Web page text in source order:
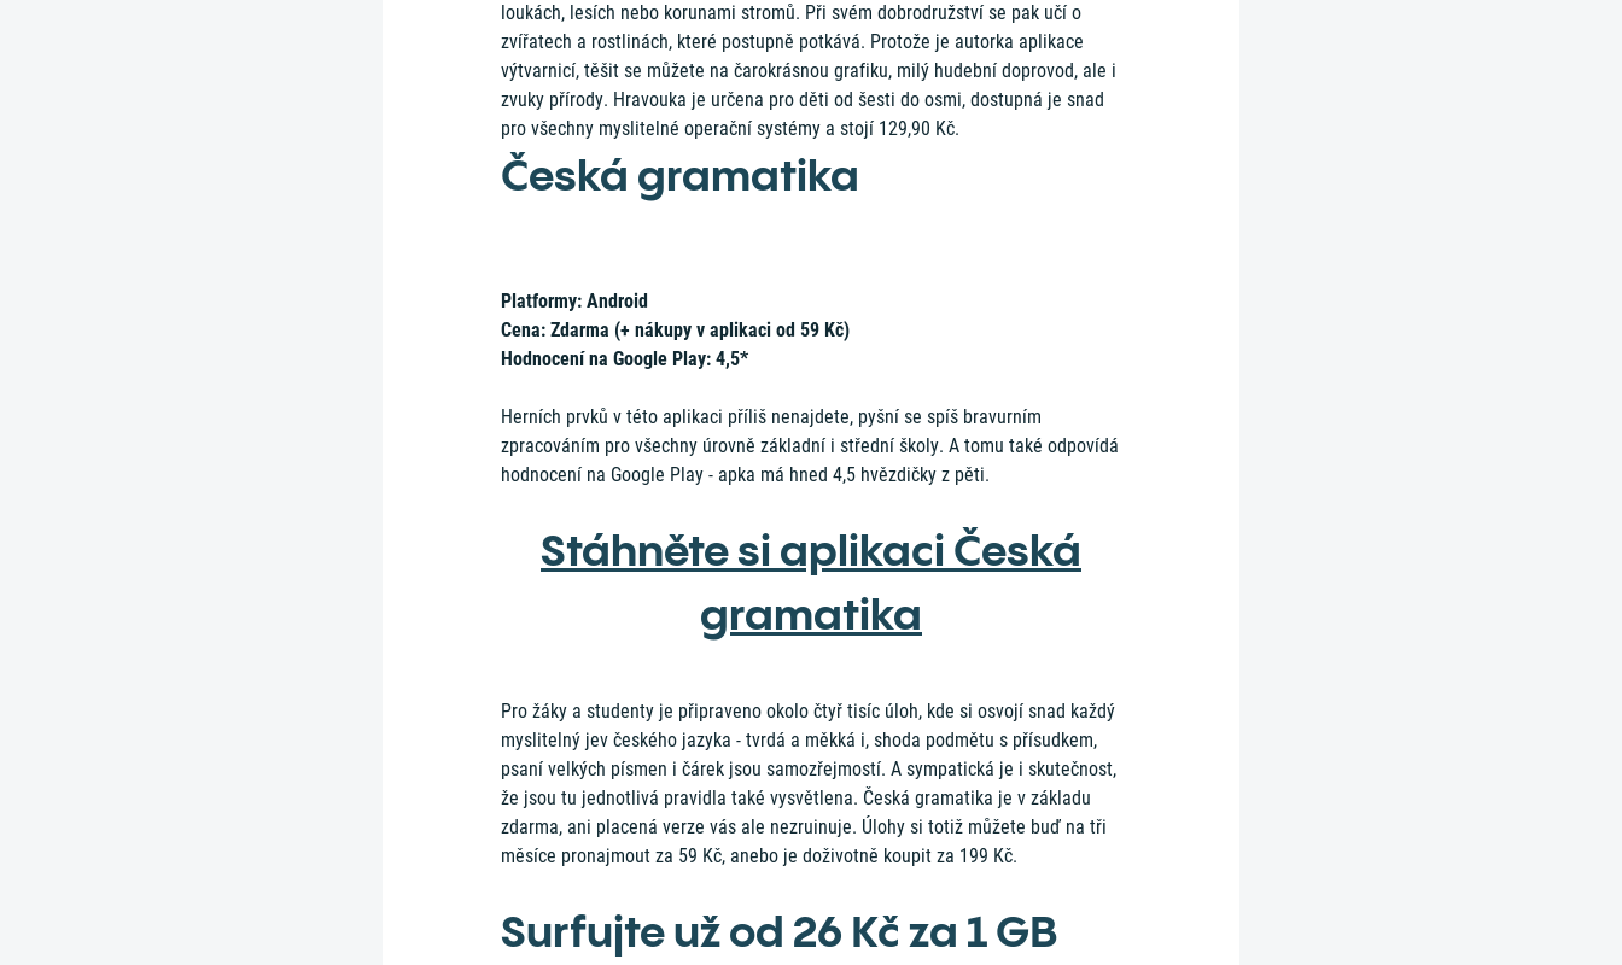
loukách, lesích nebo korunami stromů. Při svém dobrodružství se pak učí o
zvířatech a rostlinách, které postupně potkává. Protože je autorka aplikace
výtvarnicí, těšit se můžete na čarokrásnou grafiku, milý hudební doprovod, ale i
zvuky přírody. Hravouka je určena pro děti od šesti do osmi, dostupná je snad
pro všechny myslitelné operační systémy a stojí 129,90 Kč.
Česká gramatika
Platformy: Android
Cena: Zdarma (+ nákupy v aplikaci od 59 Kč)
Hodnocení na Google Play: 4,5*
Herních prvků v této aplikaci příliš nenajdete, pyšní se spíš bravurním
zpracováním pro všechny úrovně základní i střední školy. A tomu také odpovídá
hodnocení na Google Play - apka má hned 4,5 hvězdičky z pěti.
Stáhněte si aplikaci Česká
gramatika
Pro žáky a studenty je připraveno okolo čtyř tisíc úloh, kde si osvojí snad každý
myslitelný jev českého jazyka - tvrdá a měkká i, shoda podmětu s přísudkem,
psaní velkých písmen i čárek jsou samozřejmostí. A sympatická je i skutečnost,
že jsou tu jednotlivá pravidla také vysvětlena. Česká gramatika je v základu
zdarma, ani placená verze vás ale nezruinuje. Úlohy si totiž můžete buď na tři
měsíce pronajmout za 59 Kč, anebo je doživotně koupit za 199 Kč.
Surfujte už od 26 Kč za 1 GB